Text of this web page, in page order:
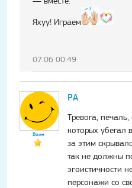
Яхуу! Играем
07.06 00:49
Воин
РА
Тревога,
которых убегал
за этим
так не должны
эгоистичности
персонажи со